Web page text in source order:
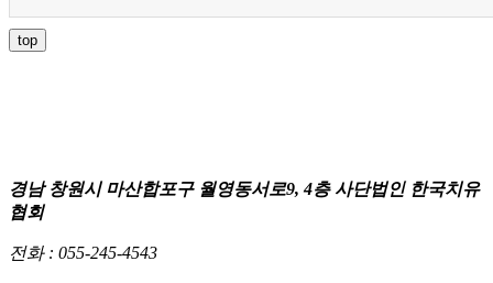
top
경남 창원시 마산합포구 월영동서로9, 4층 사단법인 한국치유
협회
전화 : 055-245-4543